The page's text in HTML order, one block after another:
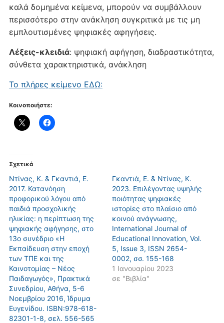
καλά δομημένα κείμενα, μπορούν να συμβάλλουν
περισσότερο στην ανάκληση συγκριτικά με τις μη
εμπλουτισμένες ψηφιακές αφηγήσεις.
Λέξεις-κλειδιά: ψηφιακή αφήγηση, διαδραστικότητα,
σύνθετα χαρακτηριστικά, ανάκληση
Το πλήρες κείμενο ΕΔΩ:
Κοινοποιήστε:
Σχετικά
Ντίνας, Κ. & Γκαντιά, Ε.
2017. Κατανόηση
προφορικού λόγου από
παιδιά προσχολικής
ηλικίας: η περίπτωση της
ψηφιακής αφήγησης, στο
13ο συνέδριο «Η
Εκπαίδευση στην εποχή
των ΤΠΕ και της
Καινοτομίας – Νέος
Παιδαγωγός», Πρακτικά
Συνεδρίου, Αθήνα, 5-6
Νοεμβρίου 2016, Ίδρυμα
Ευγενίδου. ISBN:978-618-
82301-1-8, σελ. 556-565
Γκαντιά, Ε. & Ντίνας, Κ.
2023. Επιλέγοντας υψηλής
ποιότητας ψηφιακές
ιστορίες στο πλαίσιο από
κοινού ανάγνωσης,
International Journal of
Educational Innovation, Vol.
5, Issue 3, ISSN 2654-
0002, σσ. 155-168
1 Ιανουαρίου 2023
σε "Βιβλία"